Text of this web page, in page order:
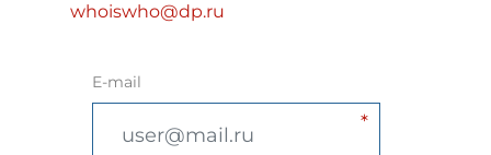
whoiswho@dp.ru
E-mail